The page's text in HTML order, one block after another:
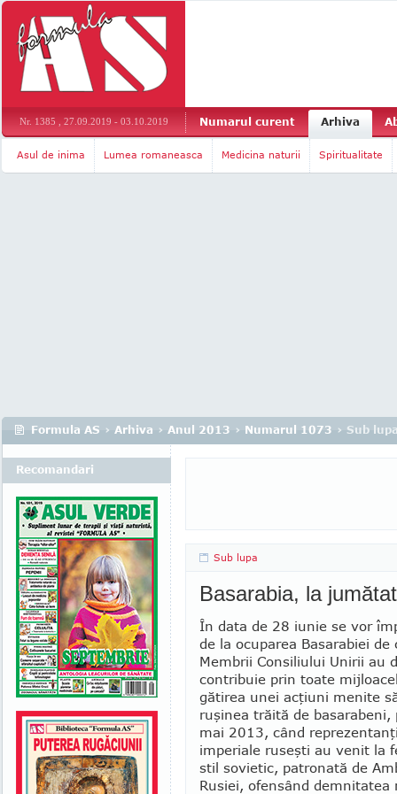
Nr. 1385 , 27.09.2019 - 03.10.2019 Numarul curent Arhiva
Asul de inima Lumea romaneasca Medicina naturii Spiritualitate
Formula AS › Arhiva › Anul 2013 › Numarul 1073 › Sub
Sub lupa
Basarabia, la
În data de 28 iunie se vor
de la ocu­parea Basarabiei de
Membrii Consiliului Unirii au
contribuie prin toate
gătirea unei acţiuni menite
ruşinea trăită de ba­sarabeni,
mai 2013, când
imperiale ruseşti au venit la
stil sovietic, patronată de
Rusiei, ofensând
Recomandari